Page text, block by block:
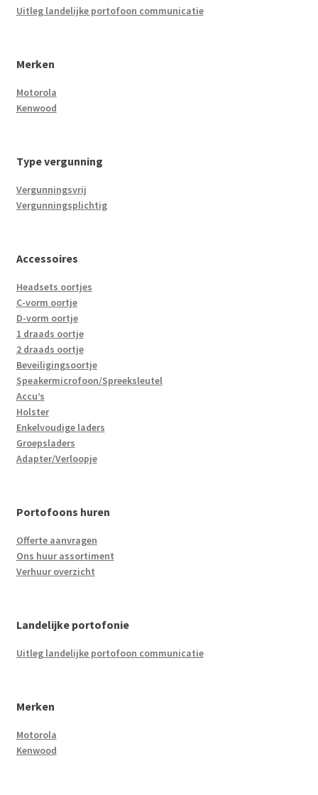
Uitleg landelijke portofoon communicatie
Merken
Motorola
Kenwood
Type vergunning
Vergunningsvrij
Vergunningsplichtig
Accessoires
Headsets oortjes
C-vorm oortje
D-vorm oortje
1 draads oortje
2 draads oortje
Beveiligingsoortje
Speakermicrofoon/Spreeksleutel
Accu’s
Holster
Enkelvoudige laders
Groepsladers
Adapter/Verloopje
Portofoons huren
Offerte aanvragen
Ons huur assortiment
Verhuur overzicht
Landelijke portofonie
Uitleg landelijke portofoon communicatie
Merken
Motorola
Kenwood